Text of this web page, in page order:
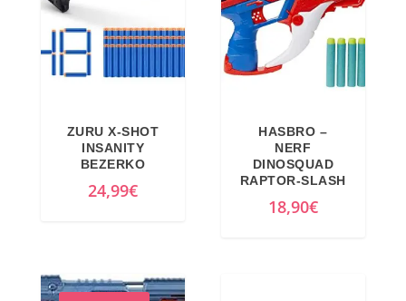
ZURU X-SHOT
INSANITY
BEZERKO
24,99€
HASBRO –
NERF
DINOSQUAD
RAPTOR-SLASH
18,90€